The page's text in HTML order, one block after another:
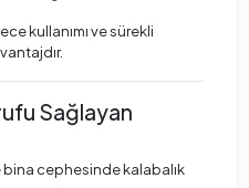
kullanımı ve sürekli
Sağlayan
bina cephesinde kalabalık